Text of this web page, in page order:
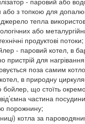
або з топкою для
тепла
або
продуктові потоки;
- паровий котел, в
пристрій для
поза самим
в природну
бойлер, що стоїть
частина
порожнину;
котла за